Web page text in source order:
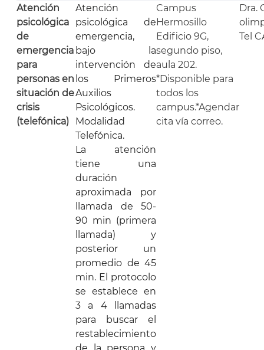
Atención
psicológica
de
emergencia
para
personas en
situación de
crisis
(telefónica)
Atención
psicológica de
emergencia,
bajo la
intervención de
los Primeros
Auxilios
Psicológicos.
Modalidad
Telefónica.
La atención
tiene una
duración
aproximada por
llamada de 50-
90 min (primera
llamada) y
posterior un
promedio de 45
min. El protocolo
se establece en
3 a 4 llamadas
para buscar el
restablecimiento
Campus
Hermosillo
Edificio 9G,
segundo piso,
aula 202.
*Disponible para
todos los
campus.*Agendar
cita vía correo.
Dra.
Tel